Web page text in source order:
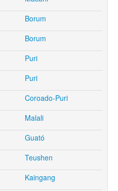
Borum
Borum
Puri
Puri
Coroado-Puri
Malali
Guató
Teushen
Kaingang